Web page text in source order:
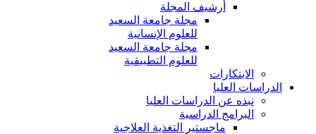
أرشيف المجلة
مجلة جامعة السعيد
للعلوم الإنسانية
مجلة جامعة السعيد
للعلوم التطبيقية
الابتكارات
الدراسات العليا
نبذه عن الدراسات العليا
البرامج الدراسية
ماجستير التغذية العلاجية